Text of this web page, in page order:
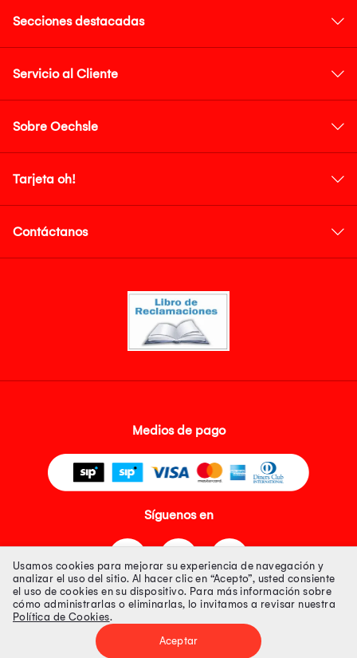
Secciones destacadas
Servicio al Cliente
Sobre Oechsle
Tarjeta oh!
Contáctanos
Medios de pago
Síguenos en
Tienda 100% Segura
Usamos cookies para mejorar su experiencia de navegación y
analizar el uso del sitio. Al hacer clic en “Acepto”, usted consiente
el uso de cookies en su dispositivo. Para más información sobre
cómo administrarlas o eliminarlas, lo invitamos a revisar nuestra
Política de Cookies.
Aceptar